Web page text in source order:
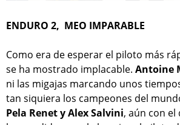
ENDURO 2, MEO IMPARABLE
Como era de esperar el piloto más
se ha mostrado implacable. Antoine
ni las migajas marcando unos
tan siquiera los campeones del
Pela Renet y Alex Salvini, aún con